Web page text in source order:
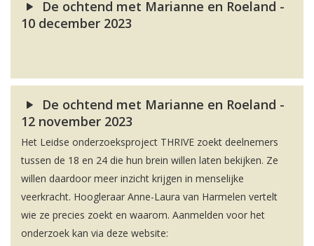
De ochtend met Marianne en Roeland -
10 december 2023
De ochtend met Marianne en Roeland -
12 november 2023
Het Leidse onderzoeksproject THRIVE zoekt deelnemers
tussen de 18 en 24 die hun brein willen laten bekijken. Ze
willen daardoor meer inzicht krijgen in menselijke
veerkracht. Hoogleraar Anne-Laura van Harmelen vertelt
wie ze precies zoekt en waarom. Aanmelden voor het
onderzoek kan via deze website: